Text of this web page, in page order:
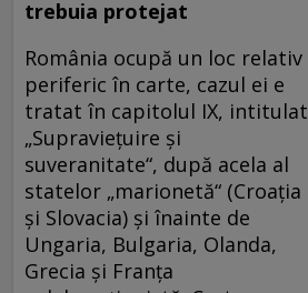
trebuia protejat
România ocupă un loc relativ
periferic în carte, cazul ei e
tratat în capitolul IX, intitulat
„Supravieţuire şi
suveranitate“, după acela al
statelor „marionetă“ (Croaţia
şi Slovacia) şi înainte de
Ungaria, Bulgaria, Olanda,
Grecia şi Franţa